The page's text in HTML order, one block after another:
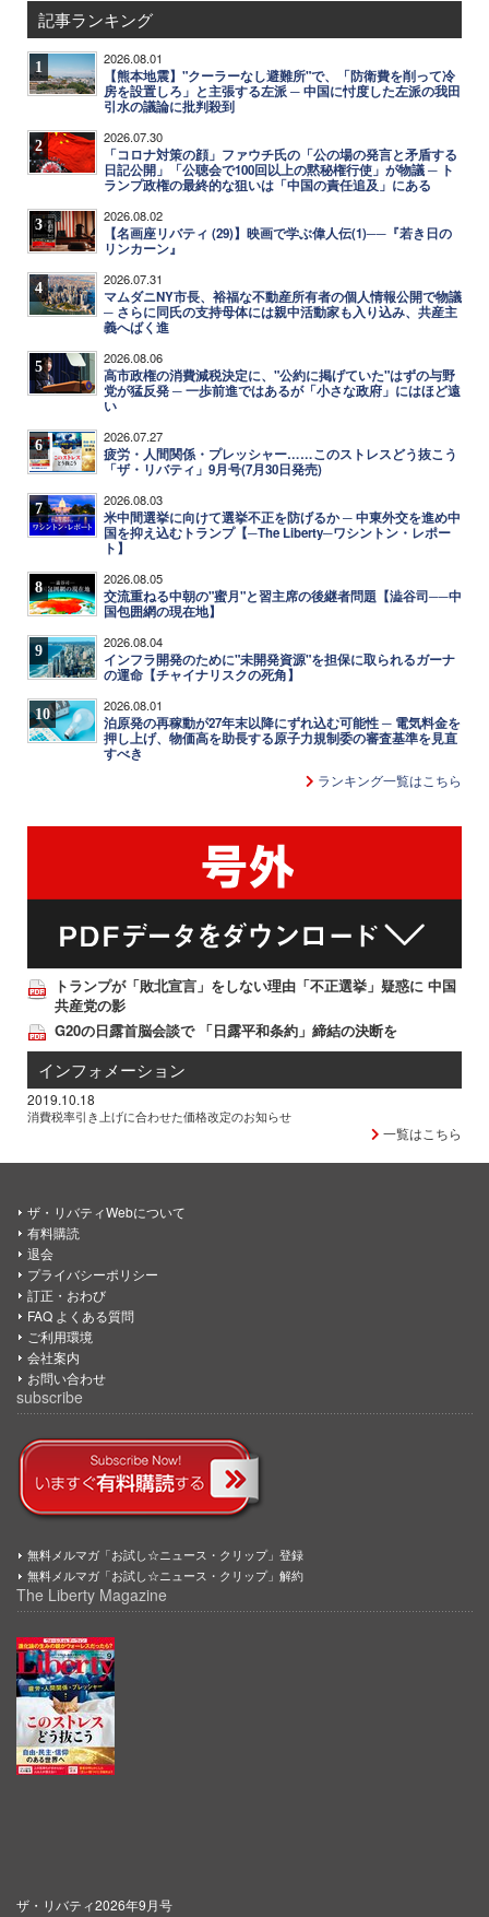
記事ランキング
1 2026.08.01
【熊本地震】"クーラーなし避難所"で、「防衛費を削って冷
房を設置しろ」と主張する左派 ─ 中国に忖度した左派の我田
引水の議論に批判殺到
2 2026.07.30
「コロナ対策の顔」ファウチ氏の「公の場の発言と矛盾する
日記公開」「公聴会で100回以上の黙秘権行使」が物議 ─ ト
ランプ政権の最終的な狙いは「中国の責任追及」にある
3 2026.08.02
【名画座リバティ (29)】映画で学ぶ偉人伝(1)──『若き日の
リンカーン』
4 2026.07.31
マムダニNY市長、裕福な不動産所有者の個人情報公開で物議
─ さらに同氏の支持母体には親中活動家も入り込み、共産主
義へばく進
5 2026.08.06
高市政権の消費減税決定に、"公約に掲げていた"はずの与野
党が猛反発 ─ 一歩前進ではあるが「小さな政府」にはほど遠
い
6 2026.07.27
疲労・人間関係・プレッシャー……このストレスどう抜こう
「ザ・リバティ」9月号(7月30日発売)
7 2026.08.03
米中間選挙に向けて選挙不正を防げるか ─ 中東外交を進め中
国を抑え込むトランプ【─The Liberty─ワシントン・レポー
ト】
8 2026.08.05
交流重ねる中朝の"蜜月"と習主席の後継者問題【澁谷司──中
国包囲網の現在地】
9 2026.08.04
インフラ開発のために"未開発資源"を担保に取られるガーナ
の運命【チャイナリスクの死角】
10 2026.08.01
泊原発の再稼動が27年末以降にずれ込む可能性 ─ 電気料金を
押し上げ、物価高を助長する原子力規制委の審査基準を見直
すべき
ランキング一覧はこちら
トランプが「敗北宣言」をしない理由「不正選挙」疑惑に 中国
共産党の影
G20の日露首脳会談で 「日露平和条約」締結の決断を
インフォメーション
2019.10.18
消費税率引き上げに合わせた価格改定のお知らせ
一覧はこちら
ザ・リバティWebについて
有料購読
退会
プライバシーポリシー
訂正・おわび
FAQ よくある質問
ご利用環境
会社案内
お問い合わせ
subscribe
無料メルマガ「お試し☆ニュース・クリップ」登録
無料メルマガ「お試し☆ニュース・クリップ」解約
The Liberty Magazine
ザ・リバティ2026年9月号